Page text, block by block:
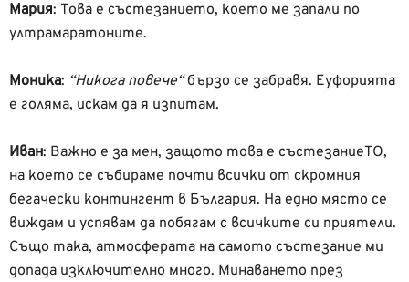
Мария: Това е състезанието, което ме запали по
ултрамаратоните.
Моника: “Никога повече“бързо се забравя. Еуфорията
е голяма, искам да я изпитам.
Иван: Важно е за мен, защото това е състезаниеТО,
на което се събираме почти всички от скромния
бегачески контингент в България. На едно място се
виждам и успявам да побягам с всичките си приятели.
Също така, атмосферата на самото състезание ми
допада изключително много. Минаването през